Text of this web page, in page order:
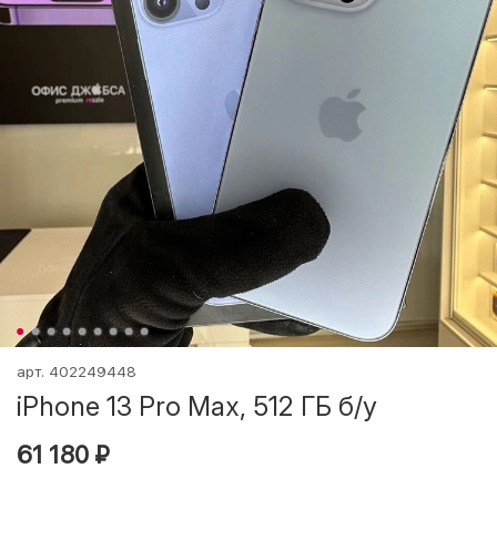
арт. 402249448
iPhone 13 Pro Max, 512 ГБ б/у
61 180 ₽